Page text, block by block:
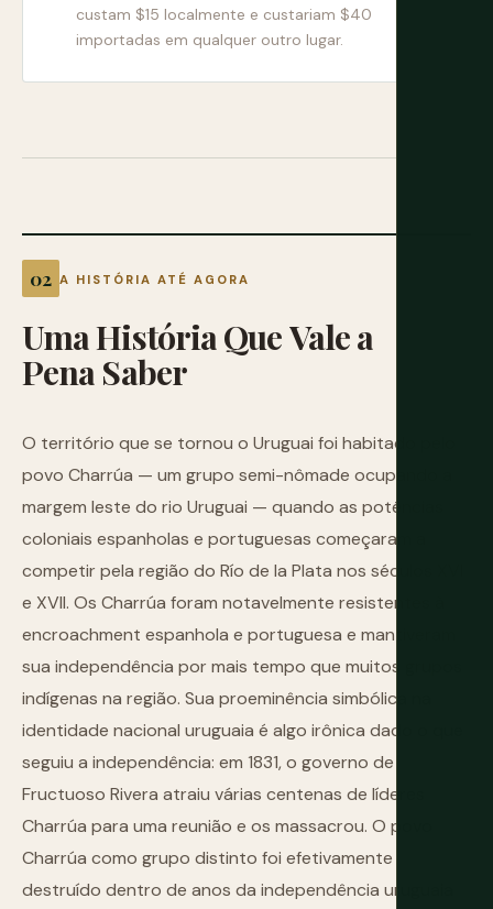
custam $15 localmente e custariam $40
importadas em qualquer outro lugar.
A HISTÓRIA ATÉ AGORA
UmaHistóriaQueValea
PenaSaber
O território que se tornou o Uruguai foi habitado pelo
povo Charrúa — um grupo semi-nômade ocupando a
margem leste do rio Uruguai — quando as potências
coloniais espanholas e portuguesas começaram a
competir pela região do Río de la Plata nos séculos XVI
e XVII. Os Charrúa foram notavelmente resistentes à
encroachment espanhola e portuguesa e mantiveram
sua independência por mais tempo que muitos grupos
indígenas na região. Sua proeminência simbólica na
identidade nacional uruguaia é algo irônica dado o que
seguiu a independência: em 1831, o governo de
Fructuoso Rivera atraiu várias centenas de líderes
Charrúa para uma reunião e os massacrou. O povo
Charrúa como grupo distinto foi efetivamente
destruído dentro de anos da independência uruguaia